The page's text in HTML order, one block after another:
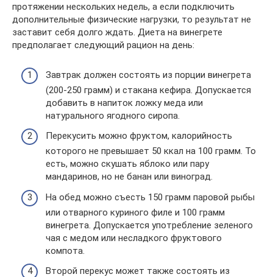
протяжении нескольких недель, а если подключить
дополнительные физические нагрузки, то результат не
заставит себя долго ждать. Диета на винегрете
предполагает следующий рацион на день:
Завтрак должен состоять из порции винегрета
(200-250 грамм) и стакана кефира. Допускается
добавить в напиток ложку меда или
натурального ягодного сиропа.
Перекусить можно фруктом, калорийность
которого не превышает 50 ккал на 100 грамм. То
есть, можно скушать яблоко или пару
мандаринов, но не банан или виноград.
На обед можно съесть 150 грамм паровой рыбы
или отварного куриного филе и 100 грамм
винегрета. Допускается употребление зеленого
чая с медом или несладкого фруктового
компота.
Второй перекус может также состоять из